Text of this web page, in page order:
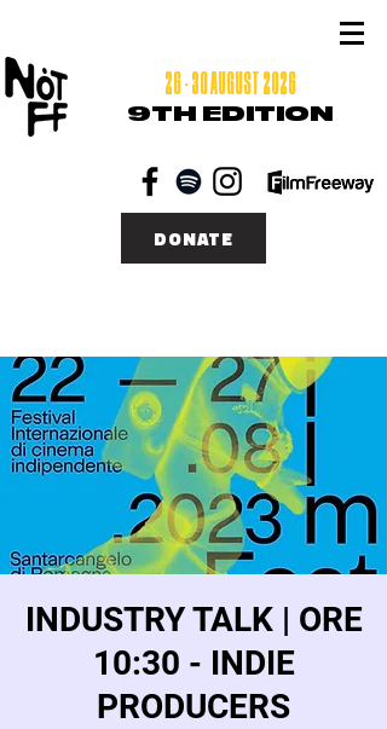
26 - 30 AUGUST 2026
9TH EDITION
DONATE
INDUSTRY TALK | ORE
10:30 - INDIE
PRODUCERS